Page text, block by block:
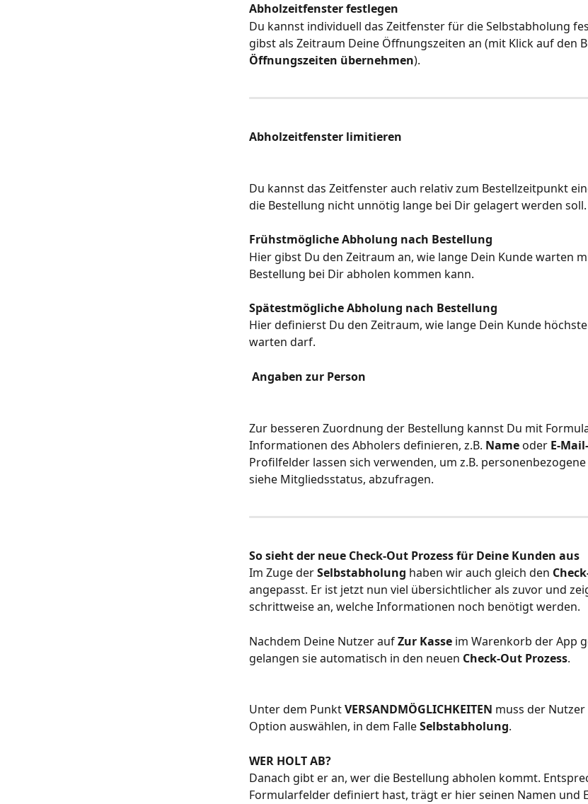
Abholzeitfenster festlegen
Du kannst individuell das Zeitfenster für die Selbstabholung
gibst als Zeitraum Deine Öffnungszeiten an (mit Klick auf den
Öffnungszeiten übernehmen).
Abholzeitfenster limitieren
Du kannst das Zeitfenster auch relativ zum Bestellzeitpunkt
die Bestellung nicht unnötig lange bei Dir gelagert werden soll.
Frühstmögliche Abholung nach Bestellung
Hier gibst Du den Zeitraum an, wie lange Dein Kunde warten
Bestellung bei Dir abholen kommen kann.
Spätestmögliche Abholung nach Bestellung
Hier definierst Du den Zeitraum, wie lange Dein Kunde
warten darf.
Angaben zur Person
Zur besseren Zuordnung der Bestellung kannst Du mit
Informationen des Abholers definieren, z.B. Name oder E-
Profilfelder lassen sich verwenden, um z.B.
siehe Mitgliedsstatus, abzufragen.
So sieht der neue Check-Out Prozess für Deine Kunden aus
Im Zuge der Selbstabholung haben wir auch gleich den
angepasst. Er ist jetzt nun viel übersichtlicher als zuvor und
schrittweise an, welche Informationen noch benötigt werden.
Nachdem Deine Nutzer auf Zur Kasse im Warenkorb der App
gelangen sie automatisch in den neuen Check-Out Prozess.
Unter dem Punkt VERSANDMÖGLICHKEITEN muss der
Option auswählen, in dem Falle Selbstabholung.
WER HOLT AB?
Danach gibt er an, wer die Bestellung abholen kommt.
Formularfelder definiert hast, trägt er hier seinen Namen und